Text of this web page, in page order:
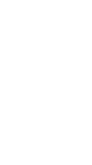
standalone
host als
gemaakt door
best
Vinchin